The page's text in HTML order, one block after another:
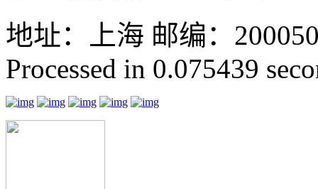
地址：上海 邮编：
Processed in 0.075439